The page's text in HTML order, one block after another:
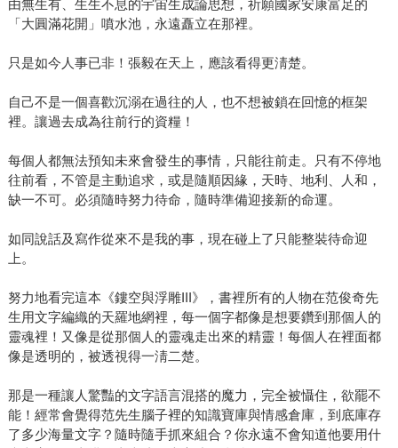
由無生有、生生不息的宇宙生成論思想，祈願國家安康富足的
「大圓滿花開」噴水池，永遠矗立在那裡。
只是如今人事已非！張毅在天上，應該看得更淸楚。
自己不是一個喜歡沉溺在過往的人，也不想被鎖在回憶的框架
裡。讓過去成為往前行的資糧！
每個人都無法預知未來會發生的事情，只能往前走。只有不停地
往前看，不管是主動追求，或是隨順因緣，天時、地利、人和，
缺一不可。必須隨時努力待命，隨時準備迎接新的命運。
如同說話及寫作從來不是我的事，現在碰上了只能整裝待命迎
上。
努力地看完這本《鏤空與浮雕III》，書裡所有的人物在范俊奇先
生用文字編織的天羅地網裡，每一個字都像是想要鑽到那個人的
靈魂裡！又像是從那個人的靈魂走出來的精靈！每個人在裡面都
像是透明的，被透視得一淸二楚。
那是一種讓人驚豔的文字語言混搭的魔力，完全被懾住，欲罷不
能！經常會覺得范先生腦子裡的知識寶庫與情感倉庫，到底庫存
了多少海量文字？隨時隨手抓來組合？你永遠不會知道他要用什